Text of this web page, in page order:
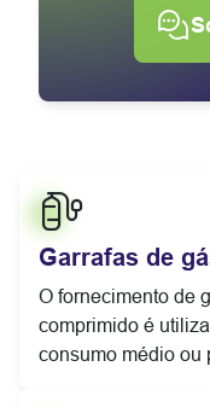
Garrafas de
O fornecimento de
comprimido é
consumo médio ou